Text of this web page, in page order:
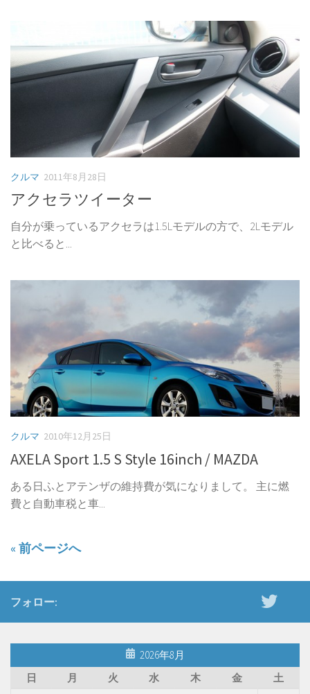
クルマ 2011年8月28日
アクセラツイーター
自分が乗っているアクセラは1.5Lモデルの方で、2Lモデル
と比べると...
クルマ 2010年12月25日
AXELA Sport 1.5 S Style 16inch / MAZDA
ある日ふとアテンザの維持費が気になりまして。 主に燃
費と自動車税と車...
« 前ページへ
フォロー:
2026年8月
日
月 火 水 木 金
土